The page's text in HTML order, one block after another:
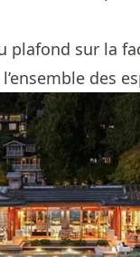
plafond sur la
des